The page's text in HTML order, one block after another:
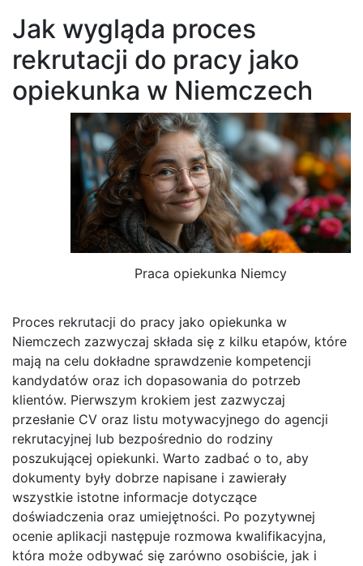
Jak wygląda proces
rekrutacji do pracy jako
opiekunka w Niemczech
Praca opiekunka Niemcy
Proces rekrutacji do pracy jako opiekunka w
Niemczech zazwyczaj składa się z kilku etapów, które
mają na celu dokładne sprawdzenie kompetencji
kandydatów oraz ich dopasowania do potrzeb
klientów. Pierwszym krokiem jest zazwyczaj
przesłanie CV oraz listu motywacyjnego do agencji
rekrutacyjnej lub bezpośrednio do rodziny
poszukującej opiekunki. Warto zadbać o to, aby
dokumenty były dobrze napisane i zawierały
wszystkie istotne informacje dotyczące
doświadczenia oraz umiejętności. Po pozytywnej
ocenie aplikacji następuje rozmowa kwalifikacyjna,
która może odbywać się zarówno osobiście, jak i